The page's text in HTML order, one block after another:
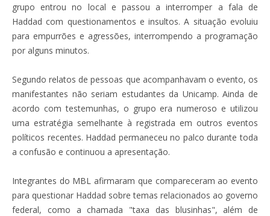
grupo entrou no local e passou a interromper a fala de
Haddad com questionamentos e insultos. A situação evoluiu
para empurrões e agressões, interrompendo a programação
por alguns minutos.
Segundo relatos de pessoas que acompanhavam o evento, os
manifestantes não seriam estudantes da Unicamp. Ainda de
acordo com testemunhas, o grupo era numeroso e utilizou
uma estratégia semelhante à registrada em outros eventos
políticos recentes. Haddad permaneceu no palco durante toda
a confusão e continuou a apresentação.
Integrantes do MBL afirmaram que compareceram ao evento
para questionar Haddad sobre temas relacionados ao governo
federal, como a chamada "taxa das blusinhas", além de